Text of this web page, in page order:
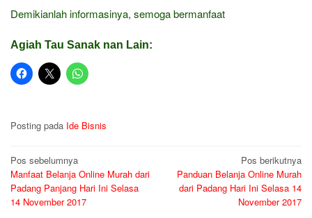
Demikianlah informasinya, semoga bermanfaat
Agiah Tau Sanak nan Lain:
Posting pada Ide Bisnis
Navigasi
pos
Pos sebelumnya
Manfaat Belanja Online Murah dari
Padang Panjang Hari Ini Selasa
14 November 2017
Pos berikutnya
Panduan Belanja Online Murah
dari Padang Hari Ini Selasa 14
November 2017